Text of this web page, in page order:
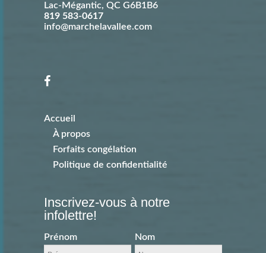
Lac-Mégantic, QC G6B1B6
819 583-0617
info@marchelavallee.com
Accueil
À propos
Forfaits congélation
Politique de confidentialité
Inscrivez-vous à notre
infolettre!
Prénom Nom